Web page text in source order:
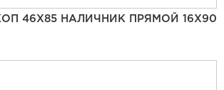
46Х85 НАЛИЧНИК ПРЯМОЙ 16Х90